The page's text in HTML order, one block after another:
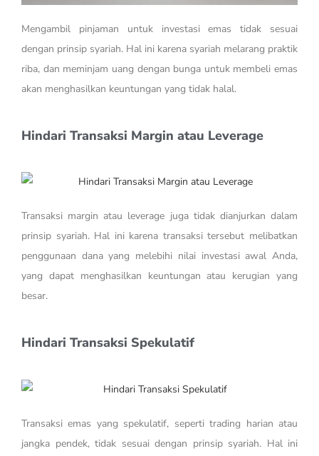
Mengambil pinjaman untuk investasi emas tidak sesuai
dengan prinsip syariah. Hal ini karena syariah melarang praktik
riba, dan meminjam uang dengan bunga untuk membeli emas
akan menghasilkan keuntungan yang tidak halal.
Hindari Transaksi Margin atau Leverage
Transaksi margin atau leverage juga tidak dianjurkan dalam
prinsip syariah. Hal ini karena transaksi tersebut melibatkan
penggunaan dana yang melebihi nilai investasi awal Anda,
yang dapat menghasilkan keuntungan atau kerugian yang
besar.
Hindari Transaksi Spekulatif
Transaksi emas yang spekulatif, seperti trading harian atau
jangka pendek, tidak sesuai dengan prinsip syariah. Hal ini